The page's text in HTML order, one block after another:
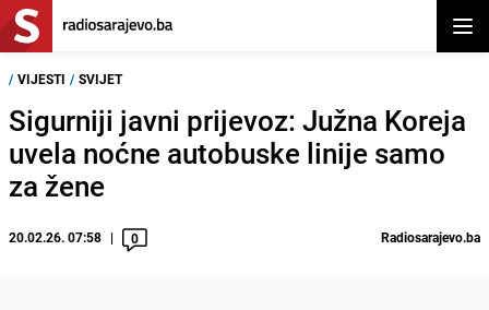
/ VIJESTI / SVIJET
Sigurniji javni prijevoz: Južna Koreja
uvela noćne autobuske linije samo
za žene
20.02.26. 07:58 0 Radiosarajevo.ba